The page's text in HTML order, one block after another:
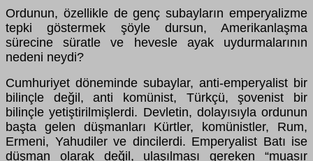
Ordunun, özellikle de genç subayların emperyalizme
tepki göstermek şöyle dursun, Amerikanlaşma
sürecine süratle ve hevesle ayak uydurmalarının
nedeni neydi?
Cumhuriyet döneminde subaylar, anti-emperyalist bir
bilinçle değil, anti komünist, Türkçü, şovenist bir
bilinçle yetiştirilmişlerdi. Devletin, dolayısıyla ordunun
başta gelen düşmanları Kürtler, komünistler, Rum,
Ermeni, Yahudiler ve dincilerdi. Emperyalist Batı ise
düşman olarak değil, ulaşılması gereken “muasır